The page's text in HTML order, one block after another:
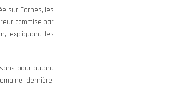
sur Tarbes, les
commise par
expliquant les
pour autant
dernière,